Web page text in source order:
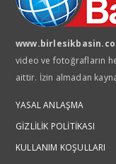
video ve fotoğrafların
aittir. İzin almadan
YASAL ANLAŞMA
GİZLİLİK POLİTİKASI
KULLANIM KOŞULLARI